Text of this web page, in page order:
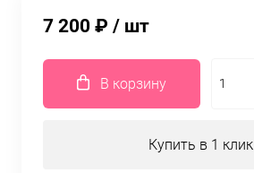
7 200 ₽ / шт
В корзину
Купить в 1 клик